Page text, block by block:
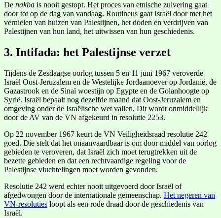
De nakba is nooit gestopt. Het proces van etnische zuivering gaat
door tot op de dag van vandaag. Routineus gaat Israël door met het
vernielen van huizen van Palestijnen, het doden en verdrijven van
Palestijnen van hun land, het uitwissen van hun geschiedenis.
3. Intifada: het Palestijnse verzet
Tijdens de Zesdaagse oorlog tussen 5 en 11 juni 1967 veroverde
Israël Oost-Jeruzalem en de Westelijke Jordaanoever op Jordanië, de
Gazastrook en de Sinaï woestijn op Egypte en de Golanhoogte op
Syrië. Israël bepaalt nog dezelfde maand dat Oost-Jeruzalem en
omgeving onder de Israëlische wet vallen. Dit wordt onmiddellijk
door de AV van de VN afgekeurd in resolutie 2253.
Op 22 november 1967 keurt de VN Veiligheidsraad resolutie 242
goed. Die stelt dat het onaanvaardbaar is om door middel van oorlog
gebieden te veroveren, dat Israël zich moet terugtrekken uit de
bezette gebieden en dat een rechtvaardige regeling voor de
Palestijnse vluchtelingen moet worden gevonden.
Resolutie 242 werd echter nooit uitgevoerd door Israël of
afgedwongen door de internationale gemeenschap. Het negeren van
VN-resoluties loopt als een rode draad door de geschiedenis van
Israël.